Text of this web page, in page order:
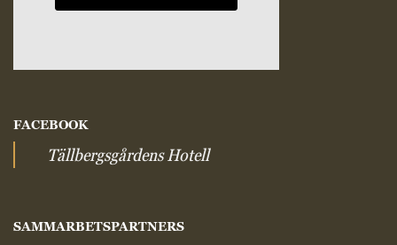
FACEBOOK
Tällbergsgårdens Hotell
SAMMARBETSPARTNERS